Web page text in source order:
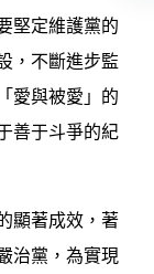
堅定維護黨的
，不斷進步監
愛與被愛」的
善于斗爭的紀
顯著成效，著
治黨，為實現